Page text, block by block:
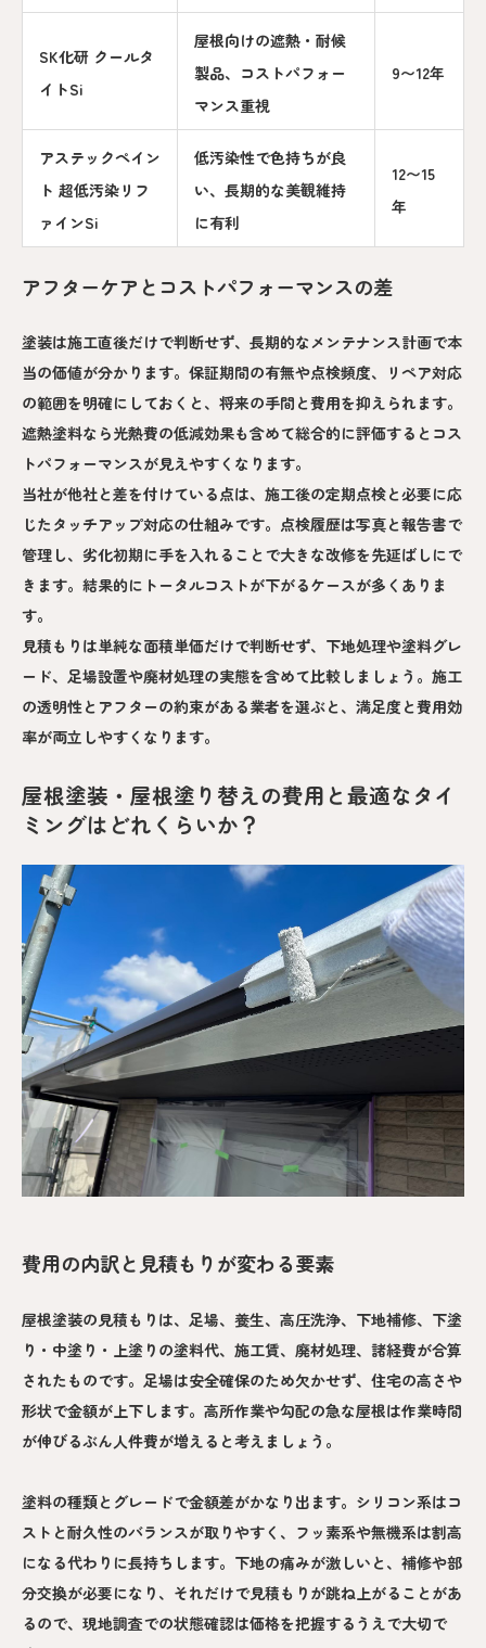
SK化研 クールタ
イトSi
屋根向けの遮熱・耐候
製品、コストパフォー
マンス重視
9〜12年
アステックペイン
ト 超低汚染リフ
ァインSi
低汚染性で色持ちが良
い、長期的な美観維持
に有利
12〜15
年
アフターケアとコストパフォーマンスの差
塗装は施工直後だけで判断せず、長期的なメンテナンス計画で本
当の価値が分かります。保証期間の有無や点検頻度、リペア対応
の範囲を明確にしておくと、将来の手間と費用を抑えられます。
遮熱塗料なら光熱費の低減効果も含めて総合的に評価するとコス
トパフォーマンスが見えやすくなります。
当社が他社と差を付けている点は、施工後の定期点検と必要に応
じたタッチアップ対応の仕組みです。点検履歴は写真と報告書で
管理し、劣化初期に手を入れることで大きな改修を先延ばしにで
きます。結果的にトータルコストが下がるケースが多くありま
す。
見積もりは単純な面積単価だけで判断せず、下地処理や塗料グレ
ード、足場設置や廃材処理の実態を含めて比較しましょう。施工
の透明性とアフターの約束がある業者を選ぶと、満足度と費用効
率が両立しやすくなります。
屋根塗装・屋根塗り替えの費用と最適なタイ
ミングはどれくらいか？
費用の内訳と見積もりが変わる要素
屋根塗装の見積もりは、足場、養生、高圧洗浄、下地補修、下塗
り・中塗り・上塗りの塗料代、施工賃、廃材処理、諸経費が合算
されたものです。足場は安全確保のため欠かせず、住宅の高さや
形状で金額が上下します。高所作業や勾配の急な屋根は作業時間
が伸びるぶん人件費が増えると考えましょう。
塗料の種類とグレードで金額差がかなり出ます。シリコン系はコ
ストと耐久性のバランスが取りやすく、フッ素系や無機系は割高
になる代わりに長持ちします。下地の痛みが激しいと、補修や部
分交換が必要になり、それだけで見積もりが跳ね上がることがあ
るので、現地調査での状態確認は価格を把握するうえで大切で